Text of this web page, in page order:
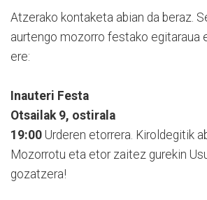
Atzerako kontaketa abian da beraz.
aurtengo mozorro festako egitaraua
ere:
Inauteri Festa
Otsailak 9, ostirala
19:00 Urderen etorrera. Kiroldegitik
Mozorrotu eta etor zaitez gurekin
gozatzera!